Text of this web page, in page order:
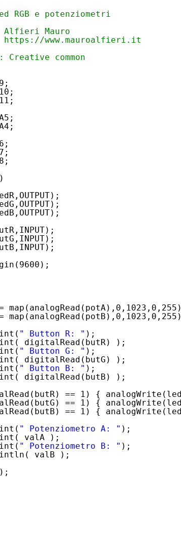
RGB e potenziometri
Alfieri Mauro
https://www.mauroalfieri.it
Creative common
" Button R: " );
digitalRead(butR) );
" Button G: " );
digitalRead(butG) );
" Button B: " );
digitalRead(butB) );
== 1) {
== 1) {
== 1) {
" Potenziometro A: " );
valA );
" Potenziometro B: " );
valB );